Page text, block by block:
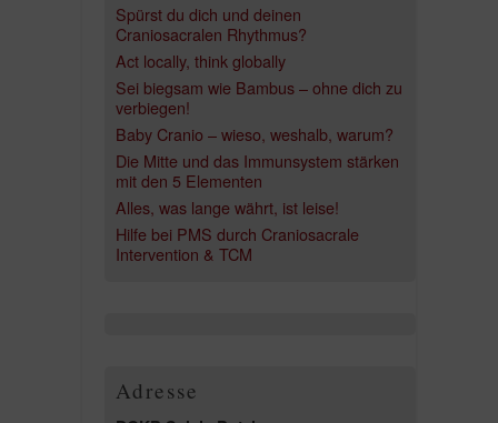
Spürst du dich und deinen
Craniosacralen Rhythmus?
Act locally, think globally
Sei biegsam wie Bambus – ohne dich zu
verbiegen!
Baby Cranio – wieso, weshalb, warum?
Die Mitte und das Immunsystem stärken
mit den 5 Elementen
Alles, was lange währt, ist leise!
Hilfe bei PMS durch Craniosacrale
Intervention & TCM
Adresse